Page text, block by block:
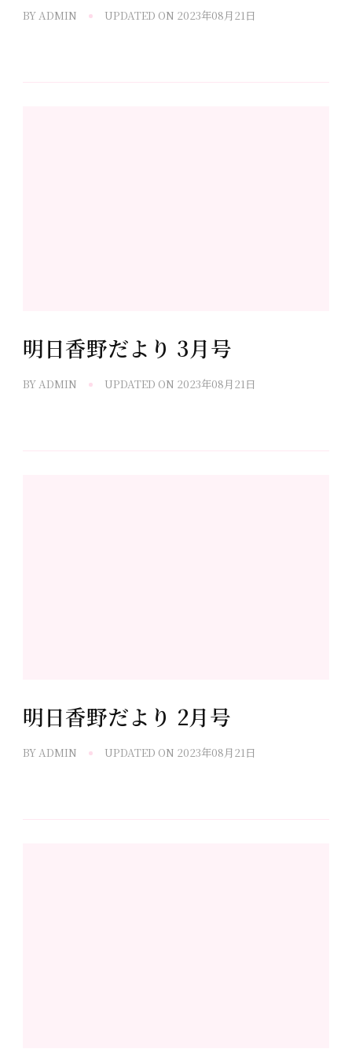
BYADMIN UPDATED ON 2023年08月21日
明日香野だより 3月号
BYADMIN UPDATED ON 2023年08月21日
明日香野だより 2月号
BYADMIN UPDATED ON 2023年08月21日